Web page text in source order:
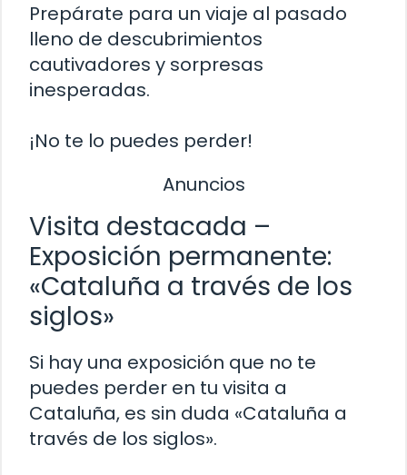
Prepárate para un viaje al pasado
lleno de descubrimientos
cautivadores y sorpresas
inesperadas.
¡No te lo puedes perder!
Anuncios
Visita destacada –
Exposición permanente:
«Cataluña a través de los
siglos»
Si hay una exposición que no te
puedes perder en tu visita a
Cataluña, es sin duda «Cataluña a
través de los siglos».